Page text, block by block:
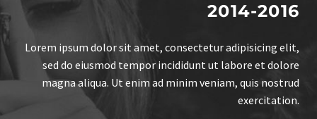
2014-2016
Lorem ipsum dolor sit amet, consectetur adipisicing elit,
sed do eiusmod tempor incididunt ut labore et dolore
magna aliqua. Ut enim ad minim veniam, quis nostrud
exercitation.